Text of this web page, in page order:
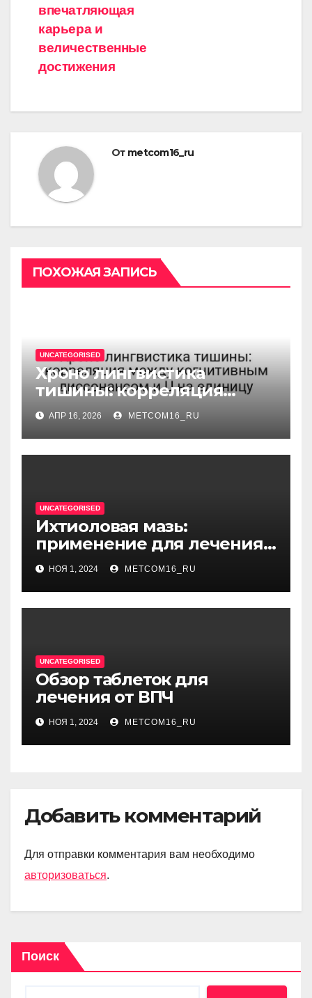
впечатляющая
карьера и
величественные
достижения
От metcom16_ru
ПОХОЖАЯ ЗАПИСЬ
UNCATEGORISED
Хроно лингвистика
тишины: корреляция
между когнитивным
диссонансом и U на
единицу
АПР 16, 2026 METCOM16_RU
UNCATEGORISED
Ихтиоловая мазь:
применение для лечения
фурункулов
НОЯ 1, 2024 METCOM16_RU
UNCATEGORISED
Обзор таблеток для
лечения от ВПЧ
НОЯ 1, 2024 METCOM16_RU
Добавить комментарий
Для отправки комментария вам необходимо
авторизоваться.
Поиск